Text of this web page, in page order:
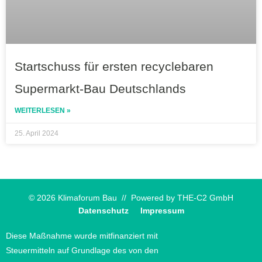
Startschuss für ersten recyclebaren
Supermarkt-Bau Deutschlands
WEITERLESEN »
25. April 2024
© 2026 Klimaforum Bau // Powered by THE-C2 GmbH
Datenschutz
Impressum
Diese Maßnahme wurde mitfinanziert mit
Steuermitteln auf Grundlage des von den